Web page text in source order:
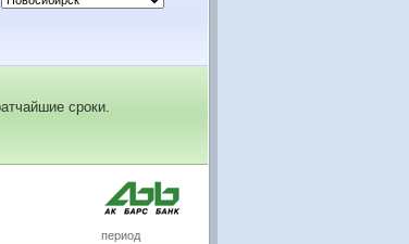
сроки.
период